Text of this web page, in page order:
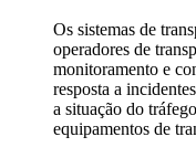
Os sistemas de
operadores de
monitoramento e
resposta a
a situação do
equipamentos de